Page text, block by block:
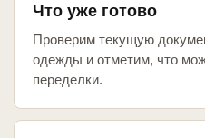
Что уже готово
Проверим текущую
одежды и отметим, что
переделки.